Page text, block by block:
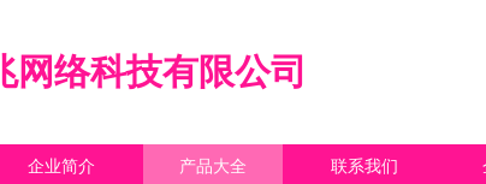
网络科技有限公司
企业简介 产品大全 联系我们